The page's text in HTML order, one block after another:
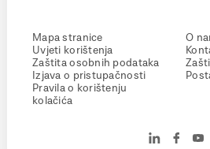
Mapa stranice
Uvjeti korištenja
Zaštita osobnih podataka
Izjava o pristupačnosti
Pravila o korištenju
kolačića
O